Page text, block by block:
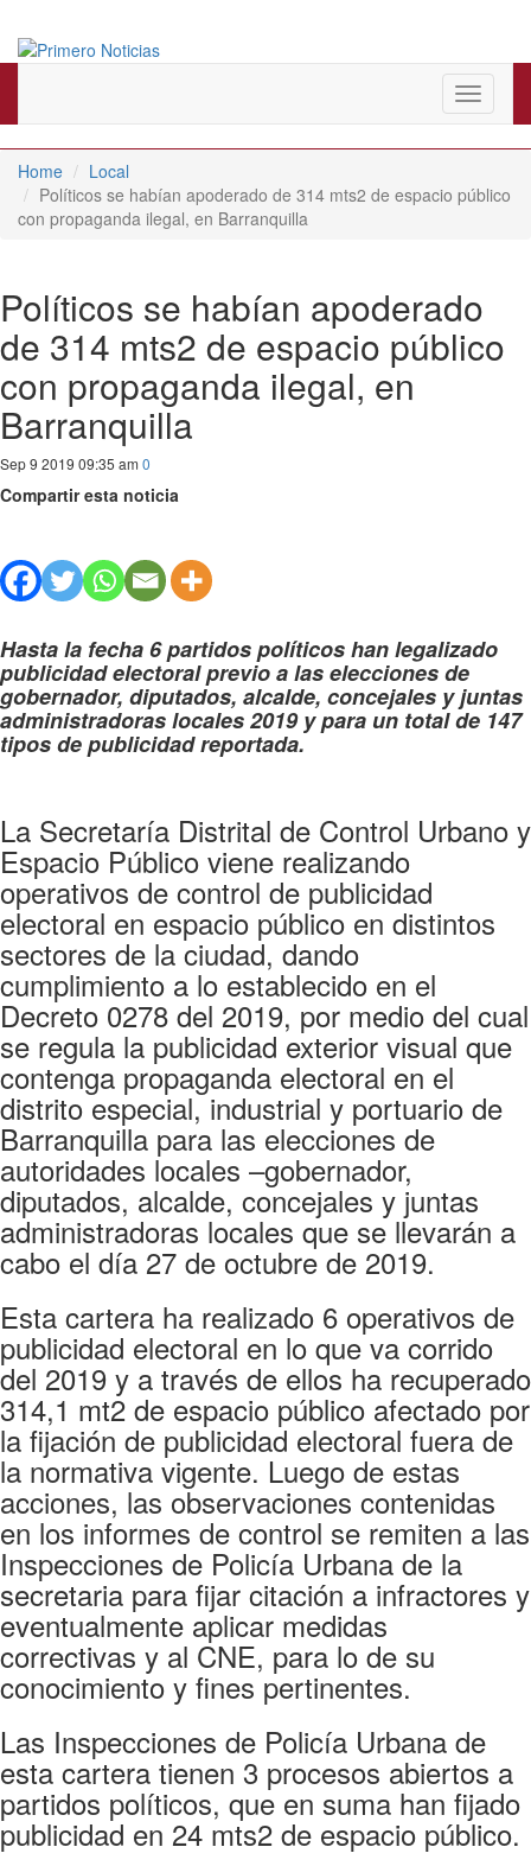
Primero Noticias
Toggle
Home
Local
Políticos se habían apoderado de 314 mts2 de espacio público
con propaganda ilegal, en Barranquilla
Políticos se habían apoderado
de 314 mts2 de espacio público
con propaganda ilegal, en
Barranquilla
Sep 9 2019 09:35 am 0
Compartir esta noticia
Hasta la fecha 6 partidos políticos han legalizado
publicidad electoral previo a las elecciones de
gobernador, diputados, alcalde, concejales y juntas
administradoras locales 2019 y para un total de 147
tipos de publicidad reportada.
La Secretaría Distrital de Control Urbano y
Espacio Público viene realizando
operativos de control de publicidad
electoral en espacio público en distintos
sectores de la ciudad, dando
cumplimiento a lo establecido en el
Decreto 0278 del 2019, por medio del cual
se regula la publicidad exterior visual que
contenga propaganda electoral en el
distrito especial, industrial y portuario de
Barranquilla para las elecciones de
autoridades locales –gobernador,
diputados, alcalde, concejales y juntas
administradoras locales que se llevarán a
cabo el día 27 de octubre de 2019.
Esta cartera ha realizado 6 operativos de
publicidad electoral en lo que va corrido
del 2019 y a través de ellos ha recuperado
314,1 mt2 de espacio público afectado por
la fijación de publicidad electoral fuera de
la normativa vigente. Luego de estas
acciones, las observaciones contenidas
en los informes de control se remiten a las
Inspecciones de Policía Urbana de la
secretaria para fijar citación a infractores y
eventualmente aplicar medidas
correctivas y al CNE, para lo de su
conocimiento y fines pertinentes.
Las Inspecciones de Policía Urbana de
esta cartera tienen 3 procesos abiertos a
partidos políticos, que en suma han fijado
publicidad en 24 mts2 de espacio público.